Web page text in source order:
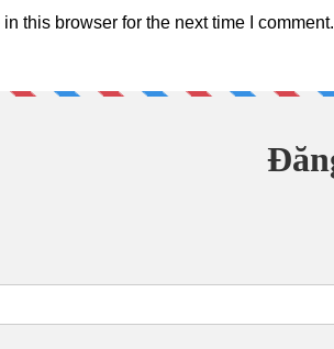
this browser for the next time I comment.